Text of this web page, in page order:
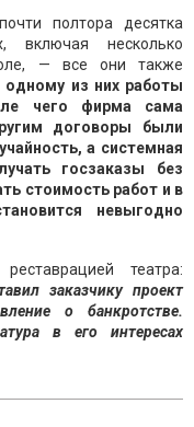
полтора десятка
включая несколько
— все они также
одному из них работы
чего фирма сама
договоры были
а системная
госзаказы без
стоимость работ и в
невыгодно
театра:
заказчику проект
о банкротстве.
в его интересах